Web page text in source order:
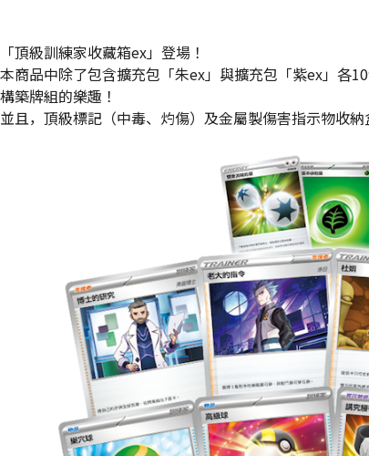
「頂級訓練家收藏箱ex」登場！
本商品中除了包含擴充包「朱ex」與擴充包「紫ex」各
構築牌組的樂趣！
並且，頂級標記（中毒、灼傷）及金屬製傷害指示物收